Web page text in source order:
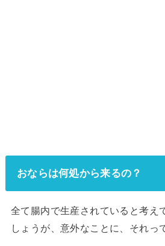
おならは何処から来るの？
全て腸内で生産されていると考え
しょうが、意外なことに、それっ